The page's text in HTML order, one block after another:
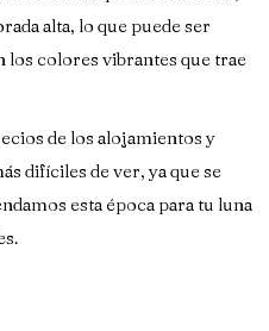
alta, lo que puede ser
los colores vibrantes que trae
de los alojamientos y
difíciles de ver, ya que se
esta época para tu luna